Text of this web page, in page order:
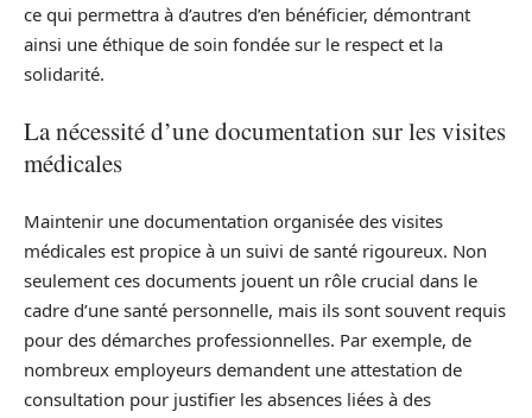
ce qui permettra à d’autres d’en bénéficier, démontrant
ainsi une éthique de soin fondée sur le respect et la
solidarité.
La nécessité d’une documentation sur les visites
médicales
Maintenir une documentation organisée des visites
médicales est propice à un suivi de santé rigoureux. Non
seulement ces documents jouent un rôle crucial dans le
cadre d’une santé personnelle, mais ils sont souvent requis
pour des démarches professionnelles. Par exemple, de
nombreux employeurs demandent une attestation de
consultation pour justifier les absences liées à des